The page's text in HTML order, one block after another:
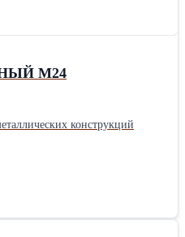
М24
конструкций